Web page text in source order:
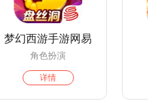
梦幻西游手游网易版
角色扮演
详情